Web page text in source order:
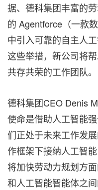
据、德科集团丰富的
的 Agentforce（一款
中引入可靠的自主人
这些举措，新公司将
共存共荣的工作团队。
德科集团CEO Denis
使命是借助人工智能
们正处于未来工作发
作框架下接纳人工智
将加快劳动力规划方
和人工智能智能体之